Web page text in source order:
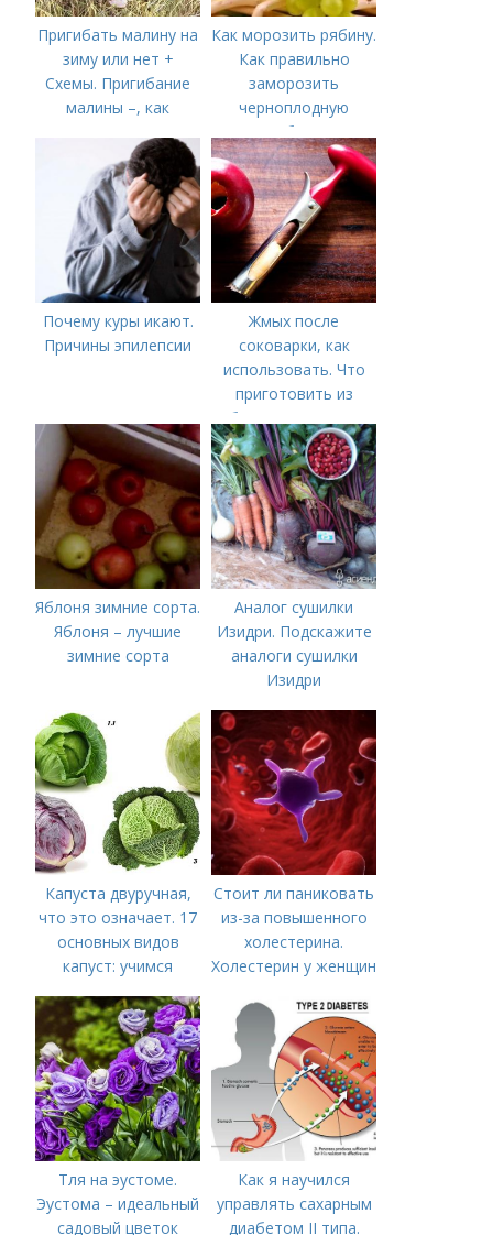
Пригибать малину на
зиму или нет +
Схемы. Пригибание
малины –, как
когда
Как морозить рябину.
Как правильно
заморозить
черноплодную
рябину
Почему куры икают.
Причины эпилепсии
Жмых после
соковарки, как
использовать. Что
приготовить из
яблочного пюре от
сока после
соковарки,
соковыжималки.
Рецепты пошагово
Яблоня зимние сорта.
Яблоня – лучшие
зимние сорта
Аналог сушилки
Изидри. Подскажите
аналоги сушилки
Изидри
Капуста двуручная,
что это означает. 17
основных видов
капуст: учимся
Стоит ли паниковать
из-за повышенного
холестерина.
Холестерин у женщин
Тля на эустоме.
Эустома – идеальный
садовый цветок
Как я научился
управлять сахарным
диабетом II типа.